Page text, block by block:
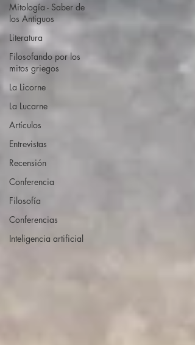
Mitología - Saber de
los Antiguos
Literatura
Filosofando por los
mitos griegos
La Licorne
La Lucarne
Artículos
Entrevistas
Recensión
Conferencia
Filosofía
Conferencias
Inteligencia artificial